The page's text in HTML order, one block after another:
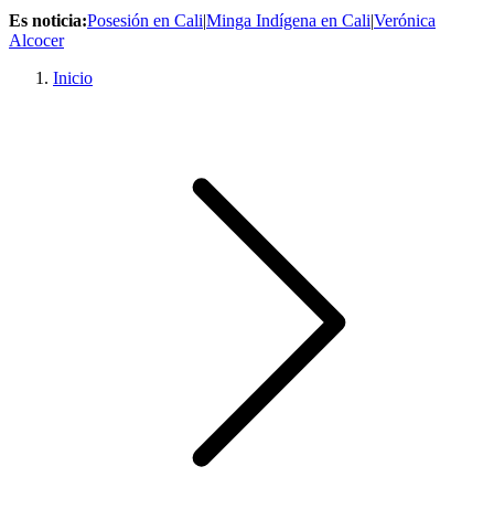
Es noticia:Posesión en Cali|Minga Indígena en Cali|Verónica
Alcocer
Inicio